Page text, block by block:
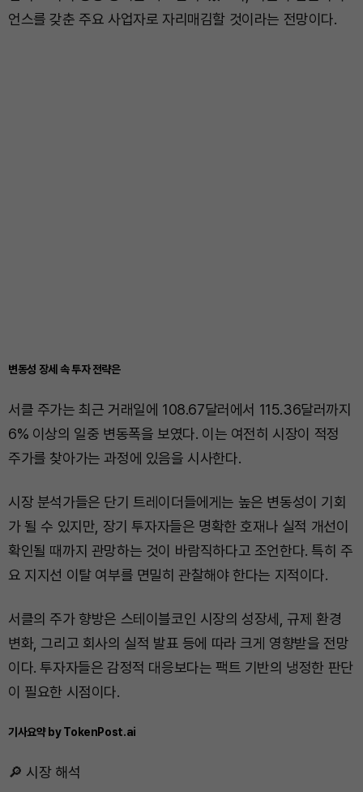
언스를 갖춘 주요 사업자로 자리매김할 것이라는 전망이다.
변동성 장세 속 투자 전략은
서클 주가는 최근 거래일에 108.67달러에서 115.36달러까지
6% 이상의 일중 변동폭을 보였다. 이는 여전히 시장이 적정
주가를 찾아가는 과정에 있음을 시사한다.
시장 분석가들은 단기 트레이더들에게는 높은 변동성이 기회
가 될 수 있지만, 장기 투자자들은 명확한 호재나 실적 개선이
확인될 때까지 관망하는 것이 바람직하다고 조언한다. 특히 주
요 지지선 이탈 여부를 면밀히 관찰해야 한다는 지적이다.
서클의 주가 향방은 스테이블코인 시장의 성장세, 규제 환경
변화, 그리고 회사의 실적 발표 등에 따라 크게 영향받을 전망
이다. 투자자들은 감정적 대응보다는 팩트 기반의 냉정한 판단
이 필요한 시점이다.
기사요약 by TokenPost.ai
🔎 시장 해석